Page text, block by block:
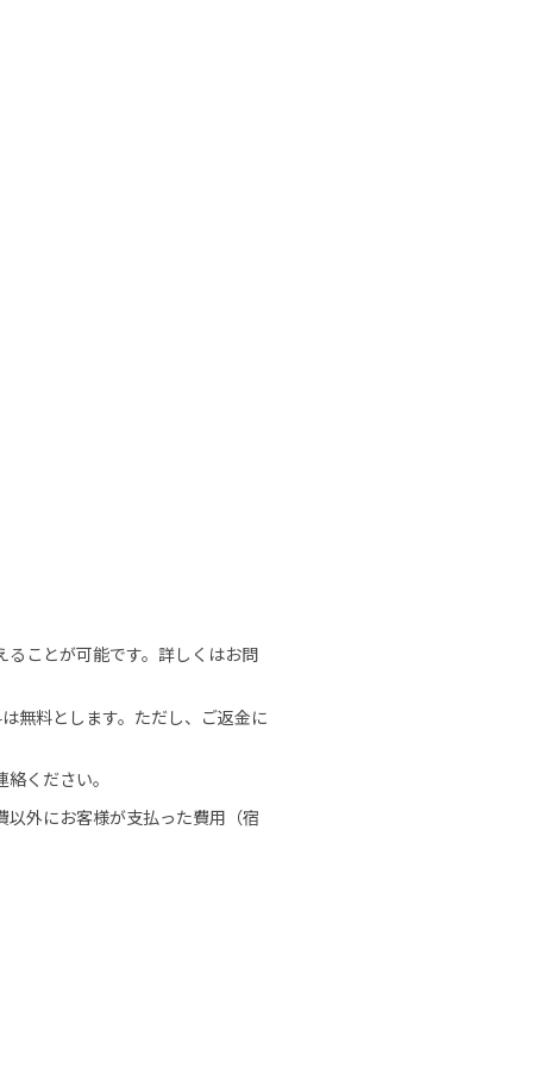
ことが可能です。詳しくはお問
無料とします。ただし、ご返金に
ください。
外にお客様が支払った費用（宿